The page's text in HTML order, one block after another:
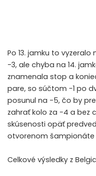
Po 13. jamku to
-3, ale chyba na 14.
znamenala stop a
pare, so súčtom -1 po
posunul na -5, čo by
zahrať kolo za -4 a bez
skúsenosti opäť
otvorenom šampionáte
Celkové výsledky z